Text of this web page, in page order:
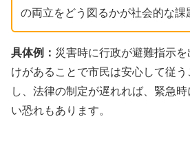
の両立をどう図るかが社会的な課
具体例： 災害時に行政が避難指示
けがあることで市民は安心して従
し、法律の制定が遅れれば、緊急
い恐れもあります。